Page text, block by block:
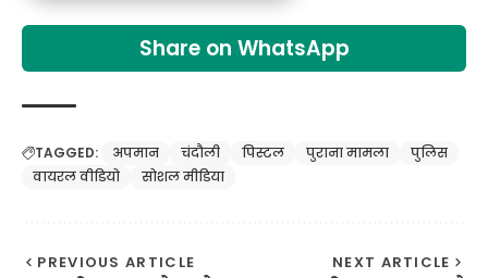
Share on WhatsApp
TAGGED: अपमान चंदौली पिस्टल पुराना मामला
पुलिस
वायरल वीडियो
सोशल मीडिया
PREVIOUS ARTICLE NEXT ARTICLE